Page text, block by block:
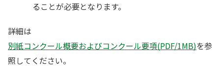
ることが必要となります。
詳細は
別紙コンクール概要およびコンクール要項(PDF/1MB)を参
照してください。